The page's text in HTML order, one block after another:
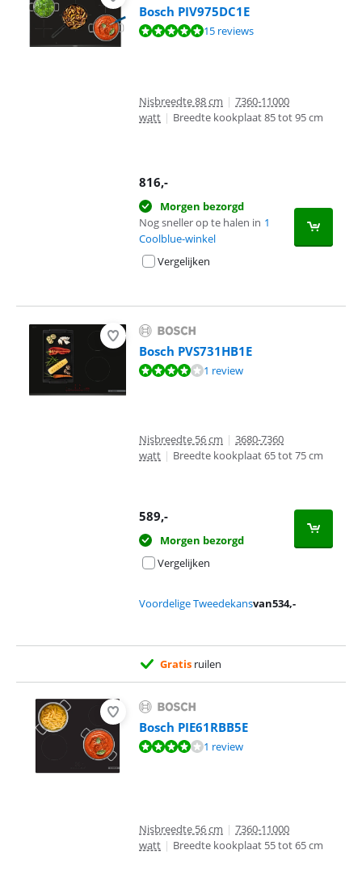
Bosch PIV975DC1E
Beoordeling is 9,6 van de 10, gebaseerd op 15 reviews.
15 reviews
Nisbreedte 88 cm | 7360-11000
watt | Breedte kookplaat 85 tot 95 cm
816,-
Morgen bezorgd
Nog sneller op te halen in 1
Coolblue-winkel
Vergelijken
Bosch PVS731HB1E
Beoordeling is 8,0 van de 10, gebaseerd op 1 review.
1 review
Nisbreedte 56 cm | 3680-7360
watt | Breedte kookplaat 65 tot 75 cm
589,-
Morgen bezorgd
Vergelijken
Voordelige Tweedekansvan534,-
Gratis ruilen
Bosch PIE61RBB5E
Beoordeling is 8,0 van de 10, gebaseerd op 1 review.
1 review
Nisbreedte 56 cm | 7360-11000
watt | Breedte kookplaat 55 tot 65 cm